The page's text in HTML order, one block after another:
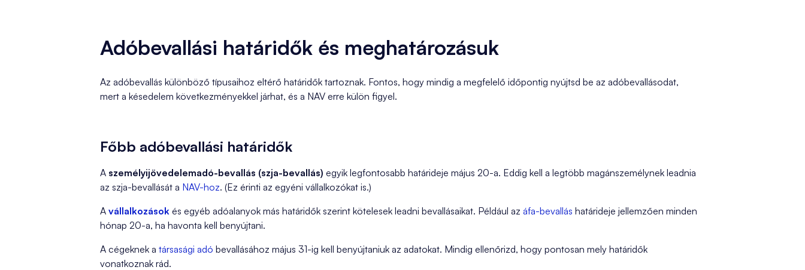
Adóbevallási határidők és meghatározásuk
Az adóbevallás különböző típusaihoz eltérő határidők tartoznak. Fontos, hogy mindig a megfelelő időpontig nyújtsd be az adóbevallásodat,
mert a késedelem következményekkel járhat, és a NAV erre külön figyel.
Főbb adóbevallási határidők
A személyijövedelemadó-bevallás (szja-bevallás) egyik legfontosabb határideje május 20-a. Eddig kell a legtöbb magánszemélynek leadnia
az szja-bevallását a NAV-hoz. (Ez érinti az egyéni vállalkozókat is.)
A vállalkozások és egyéb adóalanyok más határidők szerint kötelesek leadni bevallásaikat. Például az áfa-bevallás határideje jellemzően minden
hónap 20-a, ha havonta kell benyújtani.
A cégeknek a társasági adó bevallásához május 31-ig kell benyújtaniuk az adatokat. Mindig ellenőrizd, hogy pontosan mely határidők
vonatkoznak rád.